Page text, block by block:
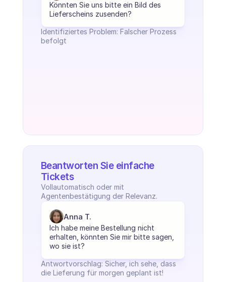
Könnten Sie uns bitte ein Bild des
Lieferscheins zusenden?
Identifiziertes Problem: Falscher Prozess
befolgt
Beantworten Sie einfache
Tickets
Vollautomatisch oder mit
Agentenbestätigung der Relevanz.
Anna T.
Ich habe meine Bestellung nicht
erhalten, könnten Sie mir bitte sagen,
wo sie ist?
Antwortvorschlag: Sicher, ich sehe, dass
die Lieferung für morgen geplant ist!